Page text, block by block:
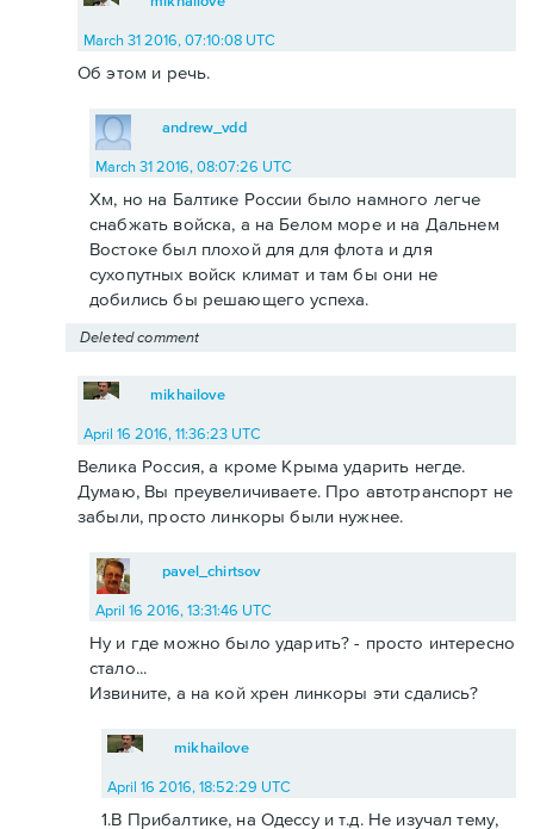
March 31 2016, 07:10:08 UTC
Об этом и речь.
andrew_vdd
March 31 2016, 08:07:26 UTC
Хм, но на Балтике России было намного легче
снабжать войска, а на Белом море и на Дальнем
Востоке был плохой для для флота и для
сухопутных войск климат и там бы они не
добились бы решающего успеха.
Deleted comment
mikhailove
April 16 2016, 11:36:23 UTC
Велика Россия, а кроме Крыма ударить негде.
Думаю, Вы преувеличиваете. Про автотранспорт не
забыли, просто линкоры были нужнее.
pavel_chirtsov
April 16 2016, 13:31:46 UTC
Ну и где можно было ударить? - просто интересно
стало...
Извините, а на кой хрен линкоры эти сдались?
mikhailove
April 16 2016, 18:52:29 UTC
1.В Прибалтике, на Одессу и т.д. Не изучал тему,